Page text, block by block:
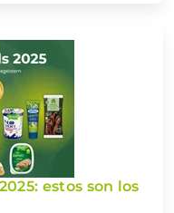
estos son los